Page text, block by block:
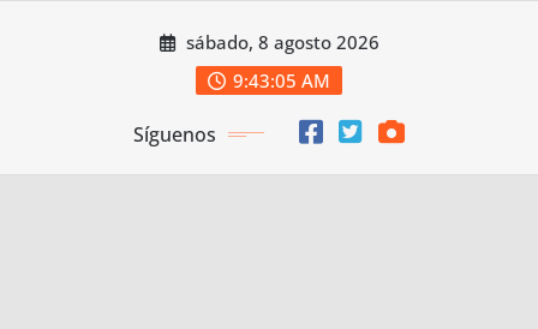
sábado, 8 agosto 2026
9:43:07 AM
Síguenos